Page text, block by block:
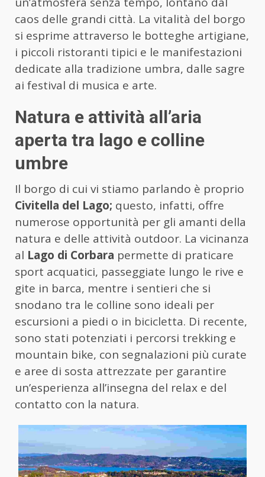
caos delle grandi città. La vitalità del borgo
si esprime attraverso le botteghe artigiane,
i piccoli ristoranti tipici e le manifestazioni
dedicate alla tradizione umbra, dalle sagre
ai festival di musica e arte.
Natura e attività all’aria
aperta tra lago e colline
umbre
Il borgo di cui vi stiamo parlando è proprio
Civitella del Lago; questo, infatti, offre
numerose opportunità per gli amanti della
natura e delle attività outdoor. La vicinanza
al Lago di Corbara permette di praticare
sport acquatici, passeggiate lungo le rive e
gite in barca, mentre i sentieri che si
snodano tra le colline sono ideali per
escursioni a piedi o in bicicletta. Di recente,
sono stati potenziati i percorsi trekking e
mountain bike, con segnalazioni più curate
e aree di sosta attrezzate per garantire
un’esperienza all’insegna del relax e del
contatto con la natura.